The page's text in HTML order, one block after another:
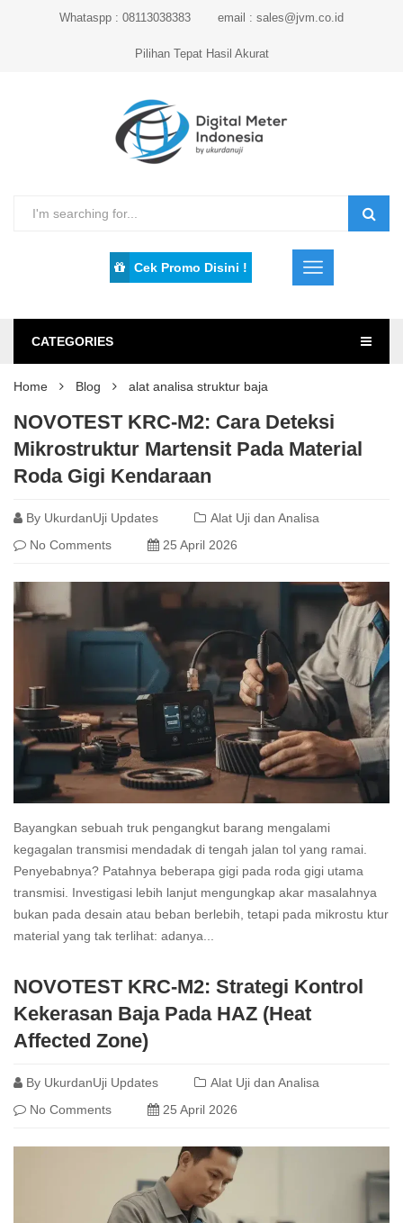
Whataspp : 08113038383 email : sales@jvm.co.id
Pilihan Tepat Hasil Akurat
Cek Promo Disini !
CATEGORIES
Home Blog alat analisa struktur baja
NOVOTEST KRC-M2: Cara Deteksi
Mikrostruktur Martensit Pada Material
Roda Gigi Kendaraan
By UkurdanUji Updates
Alat Uji dan Analisa
No Comments
25 April 2026
Bayangkan sebuah truk pengangkut barang mengalami
kegagalan transmisi mendadak di tengah jalan tol yang ramai.
Penyebabnya? Patahnya beberapa gigi pada roda gigi utama
transmisi. Investigasi lebih lanjut mengungkap akar masalahnya
bukan pada desain atau beban berlebih, tetapi pada mikrostu ktur
material yang tak terlihat: adanya...
more
NOVOTEST KRC-M2: Strategi Kontrol
Kekerasan Baja Pada HAZ (Heat
Affected Zone)
By UkurdanUji Updates
Alat Uji dan Analisa
No Comments
25 April 2026